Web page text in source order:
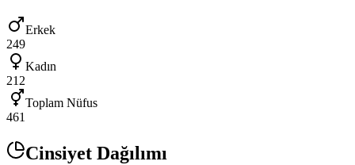
Erkek
249
Kadın
212
Toplam Nüfus
461
Cinsiyet Dağılımı